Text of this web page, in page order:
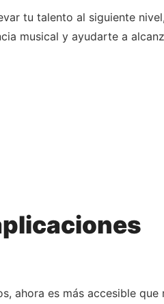
tu talento al siguiente
musical y ayudarte a
ahora es más accesible que